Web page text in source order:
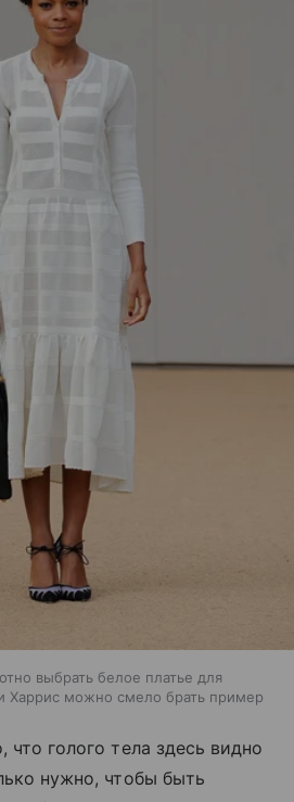
выбрать белое платье для
Харрис можно смело брать пример
голого тела здесь видно
нужно, чтобы быть